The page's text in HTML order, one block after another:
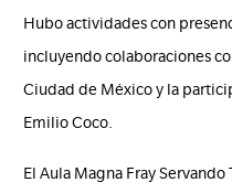
Hubo actividades con
incluyendo colaboraciones
Ciudad de México y la
Emilio Coco.
El Aula Magna Fray